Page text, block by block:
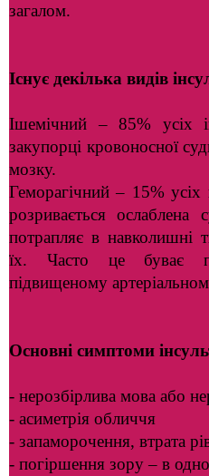
загалом.
Існує декілька видів
Ішемічний – 85% усіх
закупорці кровоносної
мозку.
Геморагічний – 15% усіх
розривається
потрапляє в навколишні
їх. Часто це буває
підвищеному
Основні симптоми
- нерозбірлива мова або
- асиметрія обличчя
- запаморочення, втрата
- погіршення зору – в